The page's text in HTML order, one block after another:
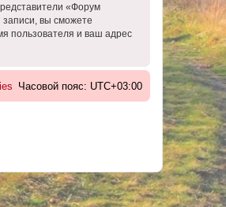
«Форум
вы сможете
пользователя и ваш адрес
Часовой пояс: UTC+03:00